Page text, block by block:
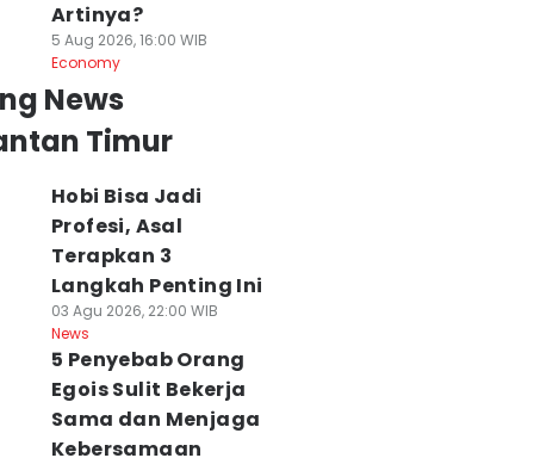
Artinya?
5 Aug 2026, 16:00 WIB
Economy
News
Timur
Hobi Bisa Jadi
Profesi, Asal
Terapkan 3
Langkah Penting Ini
03 Agu 2026, 22:00 WIB
News
5 Penyebab Orang
Egois Sulit Bekerja
Sama dan Menjaga
Kebersamaan